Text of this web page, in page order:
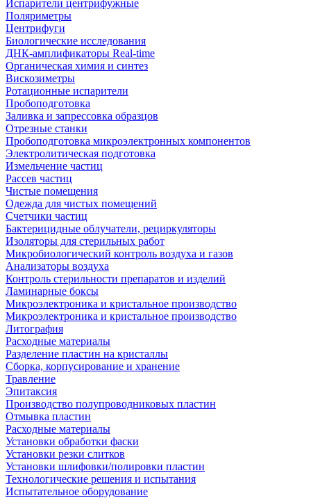
Испарители центрифужные
Поляриметры
Центрифуги
Биологические исследования
ДНК-амплификаторы Real-time
Органическая химия и синтез
Вискозиметры
Ротационные испарители
Пробоподготовка
Заливка и запрессовка образцов
Отрезные станки
Пробоподготовка микроэлектронных компонентов
Электролитическая подготовка
Измельчение частиц
Рассев частиц
Чистые помещения
Одежда для чистых помещений
Счетчики частиц
Бактерицидные облучатели, рециркуляторы
Изоляторы для стерильных работ
Микробиологический контроль воздуха и газов
Анализаторы воздуха
Контроль стерильности препаратов и изделий
Ламинарные боксы
Микроэлектроника и кристальное производство
Микроэлектроника и кристальное производство
Литография
Расходные материалы
Разделение пластин на кристаллы
Сборка, корпусирование и хранение
Травление
Эпитаксия
Производство полупроводниковых пластин
Отмывка пластин
Расходные материалы
Установки обработки фаски
Установки резки слитков
Установки шлифовки/полировки пластин
Технологические решения и испытания
Испытательное оборудование